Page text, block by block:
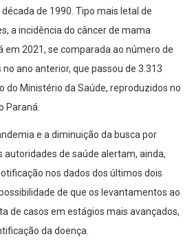
de 1990. Tipo mais letal de
a incidência do câncer de mama
em 2021, se comparada ao número de
ano anterior, que passou de 3.313
do Ministério da Saúde, reproduzidos no
Paraná.
e a diminuição da busca por
autoridades de saúde alertam, ainda,
nos dados dos últimos dois
de que os levantamentos ao
de casos em estágios mais avançados,
da doença.